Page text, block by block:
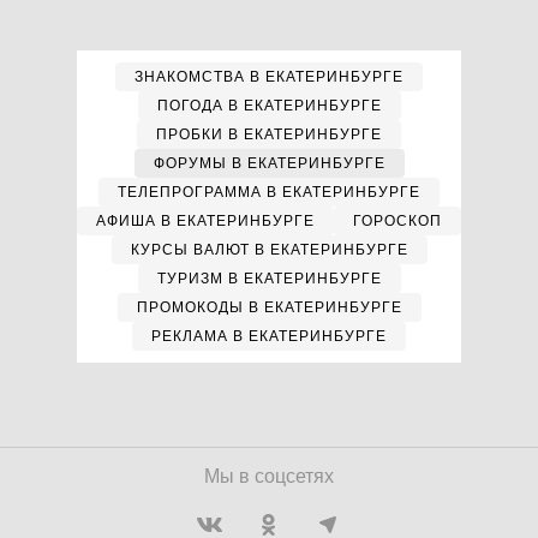
ЗНАКОМСТВА В ЕКАТЕРИНБУРГЕ
ПОГОДА В ЕКАТЕРИНБУРГЕ
ПРОБКИ В ЕКАТЕРИНБУРГЕ
ФОРУМЫ В ЕКАТЕРИНБУРГЕ
ТЕЛЕПРОГРАММА В ЕКАТЕРИНБУРГЕ
АФИША В ЕКАТЕРИНБУРГЕ
ГОРОСКОП
КУРСЫ ВАЛЮТ В ЕКАТЕРИНБУРГЕ
ТУРИЗМ В ЕКАТЕРИНБУРГЕ
ПРОМОКОДЫ В ЕКАТЕРИНБУРГЕ
РЕКЛАМА В ЕКАТЕРИНБУРГЕ
Мы в соцсетях